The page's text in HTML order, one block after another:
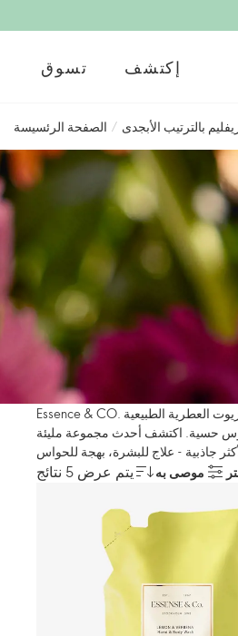
تسوق إكتشف
الصفحة الرئسيسة / بالترتيب الأبجدى
Essence & CO. هي المكان الذي يلتقي فيه التساهل مع الأناقة. مصنوع من الزيوت العطرية الطبيعية
حسية. اكتشف أحدث مجموعة مليئة
يتم عرض 5 نتائج موصى به